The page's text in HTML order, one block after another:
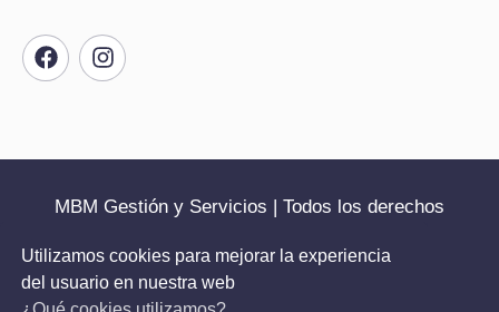
MBM Gestión y Servicios | Todos los derechos
Utilizamos cookies para mejorar la experiencia
del usuario en nuestra web